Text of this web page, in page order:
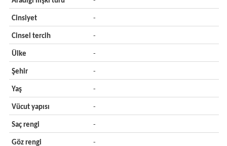
Cinsiyet -
Cinsel tercih -
Ülke -
Şehir -
Yaş -
Vücut yapısı -
Saç rengi -
Göz rengi -